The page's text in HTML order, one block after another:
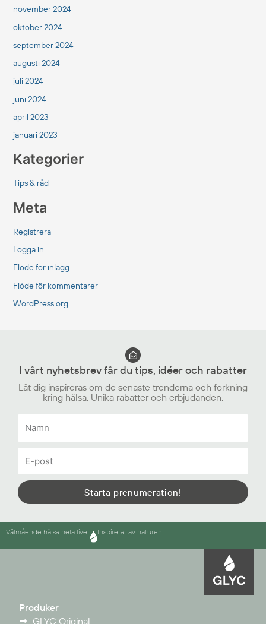
november 2024
oktober 2024
september 2024
augusti 2024
juli 2024
juni 2024
april 2023
januari 2023
Kategorier
Tips & råd
Meta
Registrera
Logga in
Flöde för inlägg
Flöde för kommentarer
WordPress.org
I vårt nyhetsbrev får du tips, idéer och rabatter
Låt dig inspireras om de senaste trenderna och forkning
kring hälsa. Unika rabatter och erbjudanden.
Namn
Starta prenumeration!
Välmående hälsa hela livet Inspirerat av naturen
Produker
GLYC Original